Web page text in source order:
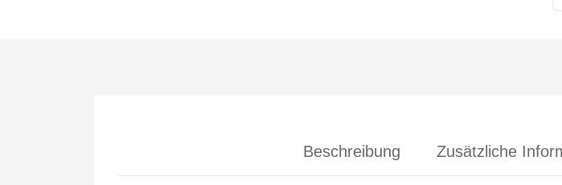
Beschreibung Zusätzliche